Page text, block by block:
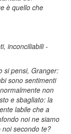
è quello che
inconciliabili -
si pensi, Granger:
sono sentimenti
non
e sbagliato: la
labile che a
noi ne siamo
secondo te?